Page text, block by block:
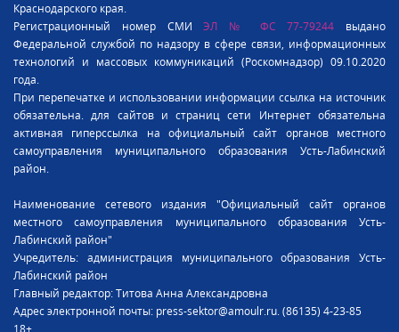
Краснодарского края.
Регистрационный номер СМИЭЛ № ФС 77-79244 выдано
Федеральной службой по надзору в сфере связи, информационных
технологий и массовых коммуникаций (Роскомнадзор) 09.10.2020
года.
При перепечатке и использовании информации ссылка на источник
обязательна. для сайтов и страниц сети Интернет обязательна
активная гиперссылка на официальный сайт органов местного
самоуправления муниципального образования Усть-Лабинский
район.
Наименование сетевого издания "Официальный сайт органов
местного самоуправления муниципального образования Усть-
Лабинский район"
Учредитель: администрация муниципального образования Усть-
Лабинский район
Главный редактор: Титова Анна Александровна
Адрес электронной почты: press-sektor@amoulr.ru. (86135) 4-23-85
18+